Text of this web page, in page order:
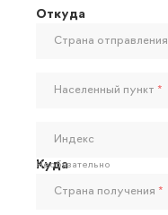
Откуда
Страна отправления
Населенный пункт *
Индекс
Необязательно
Куда
Страна получения *